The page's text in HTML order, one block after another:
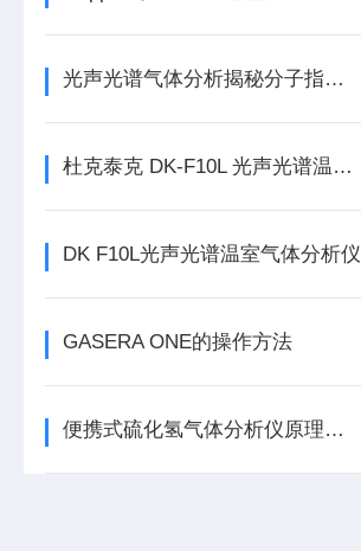
光声光谱气体分析揭秘分子指纹，守护环境与健康
杜克泰克 DK-F10L 光声光谱温室气体分析仪：精准监测多气体的全能专家
DK F10L光声光谱温室气体分析仪
GASERA ONE的操作方法
便携式硫化氢气体分析仪原理特点解析